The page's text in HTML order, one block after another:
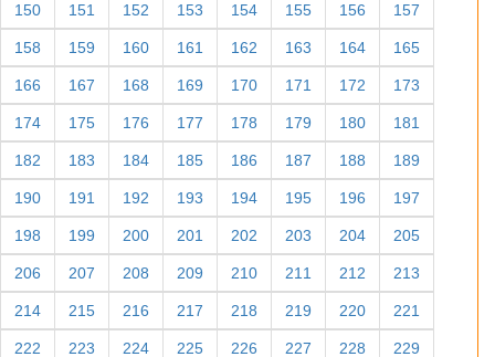
150 151 152 153 154 155 156 157
158 159 160 161 162 163 164 165
166 167 168 169 170 171 172 173
174 175 176 177 178 179 180 181
182 183 184 185 186 187 188 189
190 191 192 193 194 195 196 197
198 199 200 201 202 203 204 205
206 207 208 209 210 211 212 213
214 215 216 217 218 219 220 221
222 223 224 225 226 227 228 229